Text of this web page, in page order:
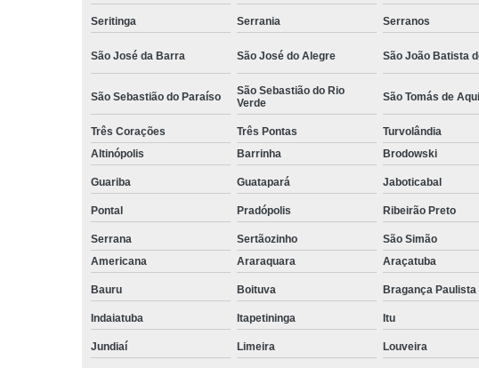
Seritinga Serrania Serranos
São José da Barra São José do Alegre São João Batista
São Sebastião do Paraíso
São Sebastião do Rio
Verde
São Tomás de
Três Corações Três Pontas Turvolândia
Altinópolis
Barrinha Brodowski
Guariba Guatapará Jaboticabal
Pontal Pradópolis Ribeirão Preto
Serrana Sertãozinho São Simão
Americana
Araraquara Araçatuba
Bauru Boituva Bragança Paulista
Indaiatuba Itapetininga Itu
Jundiaí Limeira Louveira